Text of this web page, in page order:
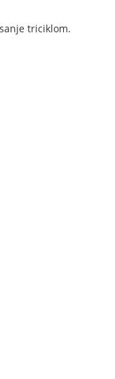
triciklom.